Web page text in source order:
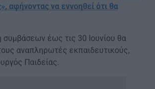
αφήνοντας να εννοηθεί ότι θα
έως τις 30 Ιουνίου θα
αναπληρωτές εκπαιδευτικούς,
Παιδείας.